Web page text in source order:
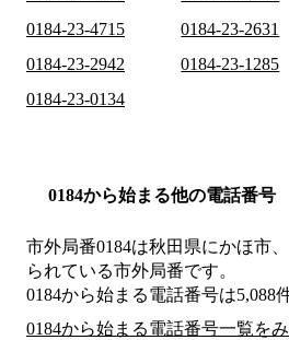
0184-23-4715
0184-23-2631
0184-23-2942
0184-23-1285
0184-23-0134
0184から始まる他の電話番号
市外局番0184は秋田県にかほ市
られている市外局番です。
0184から始まる電話番号は5,088
0184から始まる電話番号一覧を